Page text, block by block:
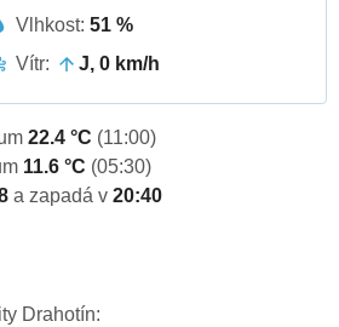
Vlhkost: 51 %
Vítr:
J, 0 km/h
22.4 °C (11:00)
11.6 °C (05:30)
a zapadá v 20:40
Drahotín: